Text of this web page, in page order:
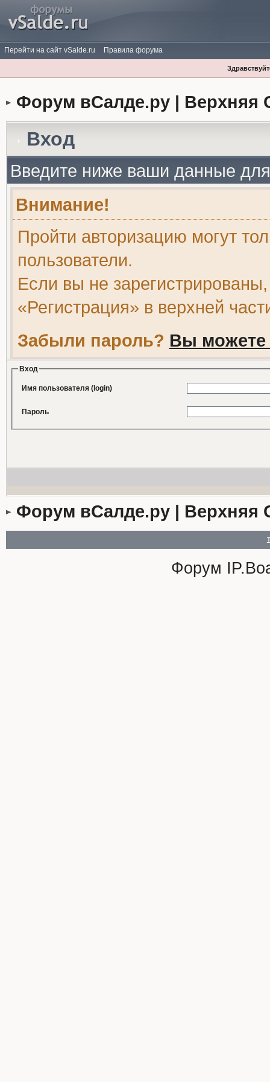
Перейти на сайт vSalde.ru Правила форума
Форум вСалде.ру | Верхняя
Вход
Введите ниже ваши данные
Внимание!
Пройти авторизацию могут
пользователи.
Если вы не
«Регистрация» в верхней
Забыли пароль? Вы можете
Вход
Имя пользователя (login)
Пароль
Форум вСалде.ру | Верхняя
Форум